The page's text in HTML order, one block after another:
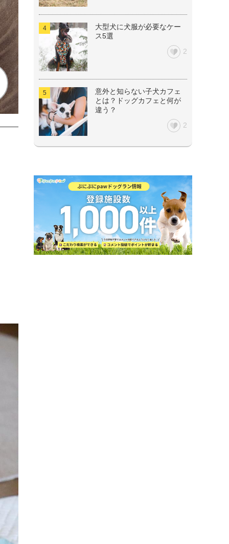
大型犬に犬服が必要なケー
ス5選
2
意外と知らない子犬カフェ
とは？ドッグカフェと何が
違う？
2